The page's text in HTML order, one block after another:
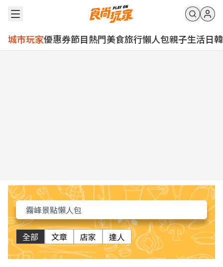
城市玩家優惠券節目熱門美食旅行懶人包親子生活日韓
全部 文章 店家 達人